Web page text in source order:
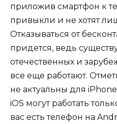
приложив смартфон к
привыкли и не хотят
Отказываться от
придется, ведь
отечественных и
все еще работают.
не актуальны для
iOS могут работать
вас есть телефон на